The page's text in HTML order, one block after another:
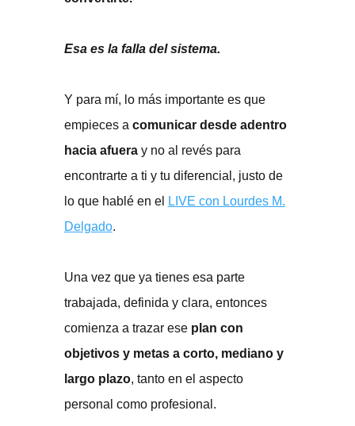
Esa es la falla del sistema.
Y para mí, lo más importante es que
empieces a comunicar desde adentro
hacia afueray no al revés para
encontrarte a ti y tu diferencial, justo de
lo que hablé en el
LIVE con Lourdes M.
Delgado.
Una vez que ya tienes esa parte
trabajada, definida y clara, entonces
comienza a trazar ese plan con
objetivos y metas a corto, mediano y
largo plazo, tanto en el aspecto
personal como profesional.